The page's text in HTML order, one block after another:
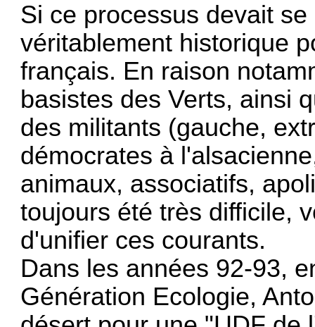
Si ce processus devait
véritablement historique
français. En raison
basistes des Verts, ainsi
des militants (gauche,
démocrates à
animaux, associatifs,
toujours été très difficile,
d'unifier ces courants.
Dans les années 92-93,
Génération Ecologie,